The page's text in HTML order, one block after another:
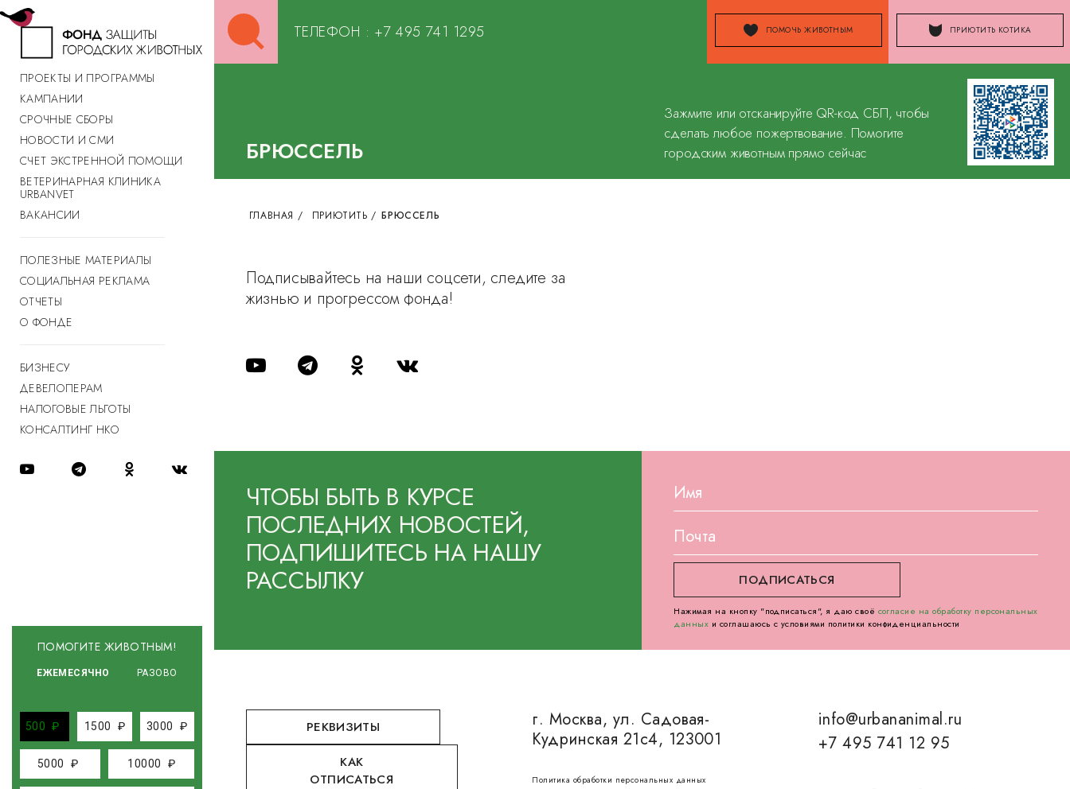
ПРОЕКТЫ И ПРОГРАММЫ
КАМПАНИИ
СРОЧНЫЕ СБОРЫ
НОВОСТИ И СМИ
СЧЕТ ЭКСТРЕННОЙ ПОМОЩИ
ВЕТЕРИНАРНАЯ КЛИНИКА
URBANVET
ВАКАНСИИ
ПОЛЕЗНЫЕ МАТЕРИАЛЫ
СОЦИАЛЬНАЯ РЕКЛАМА
ОТЧЕТЫ
О ФОНДЕ
БИЗНЕСУ
ДЕВЕЛОПЕРАМ
НАЛОГОВЫЕ ЛЬГОТЫ
КОНСАЛТИНГ НКО
ПОМОГИТЕ ЖИВОТНЫМ!
ЕЖЕМЕСЯЧНО РАЗОВО
500 ₽ 1500 ₽ 3000 ₽
5000 ₽ 10000 ₽
for:
ТЕЛЕФОН : +7 495 741 1295 ПОМОЧЬ ЖИВОТНЫМ ПРИЮТИТЬ КОТИКА
БРЮССЕЛЬ
Зажмите или отсканируйте QR-код СБП, чтобы
сделать любое пожертвование. Помогите
городским животным прямо сейчас
ГЛАВНАЯ / ПРИЮТИТЬ / БРЮССЕЛЬ
Подписывайтесь на наши соцсети, следите за
жизнью и прогрессом фонда!
ЧТОБЫ БЫТЬ В КУРСЕ
ПОСЛЕДНИХ НОВОСТЕЙ,
ПОДПИШИТЕСЬ НА НАШУ
РАССЫЛКУ
Нажимая на кнопку "подписаться", я даю своё согласие на обработку персональных
данных и соглашаюсь с условиями политики конфиденциальности
РЕКВИЗИТЫ
КАК
ОТПИСАТЬСЯ
г. Москва, ул. Садовая-
Кудринская 21с4, 123001
Политика обработки персональных данных
info@urbananimal.ru
+7 495 741 12 95